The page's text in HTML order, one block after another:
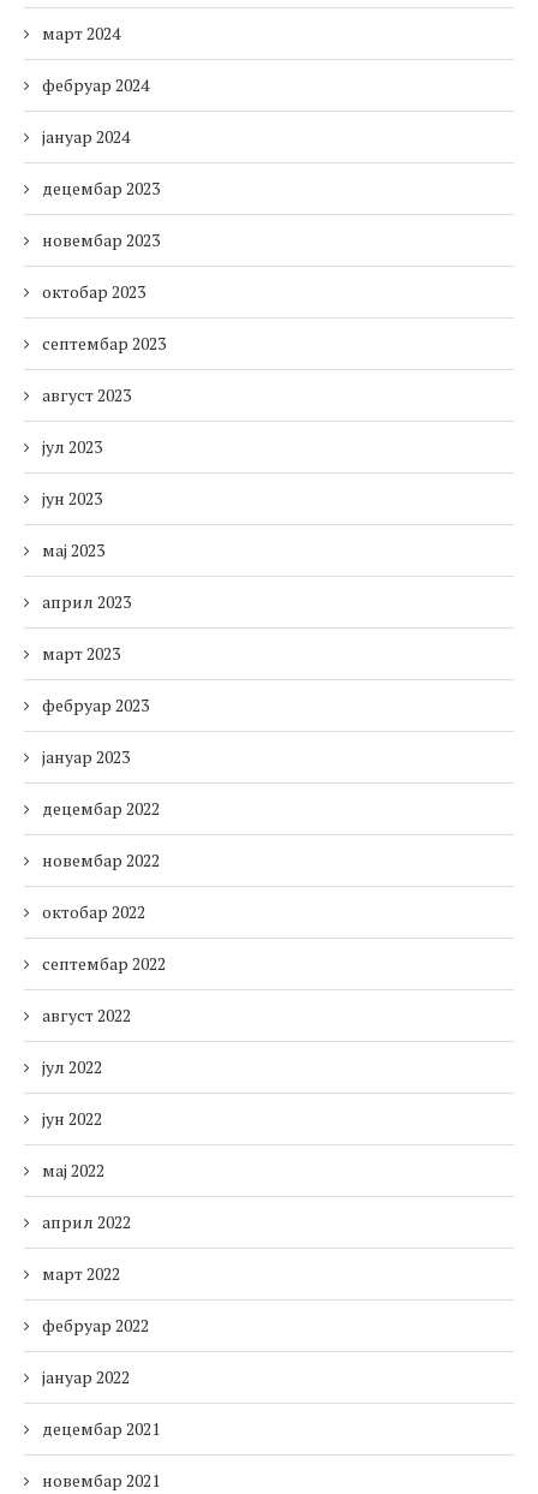
март 2024
фебруар 2024
јануар 2024
децембар 2023
новембар 2023
октобар 2023
септембар 2023
август 2023
јул 2023
јун 2023
мај 2023
април 2023
март 2023
фебруар 2023
јануар 2023
децембар 2022
новембар 2022
октобар 2022
септембар 2022
август 2022
јул 2022
јун 2022
мај 2022
април 2022
март 2022
фебруар 2022
јануар 2022
децембар 2021
новембар 2021